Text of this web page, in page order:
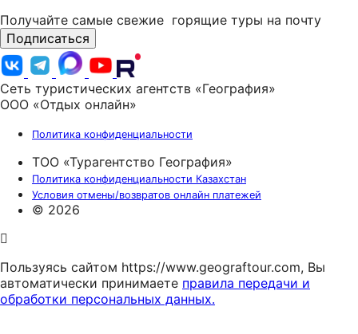
Получайте самые свежие горящие туры на почту
Подписаться
Сеть туристических агентств «География»
ООО «Отдых онлайн»
Политика конфиденциальности
ТОО «Турагентство География»
Политика конфиденциальности Казахстан
Условия отмены/возвратов онлайн платежей
© 2026
Пользуясь сайтом https://www.geograftour.com, Вы
автоматически принимаете правила передачи и
обработки персональных данных.